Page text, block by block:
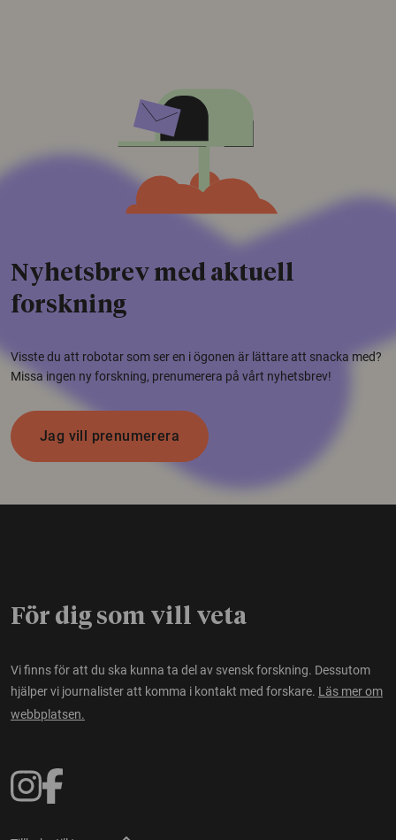
Nyhetsbrev med aktuell
forskning
Visste du att robotar som ser en i ögonen är lättare att snacka med?
Missa ingen ny forskning, prenumerera på vårt nyhetsbrev!
Jag vill prenumerera
För dig som vill veta
Vi finns för att du ska kunna ta del av svensk forskning. Dessutom
hjälper vi journalister att komma i kontakt med forskare. Läs mer om
webbplatsen.